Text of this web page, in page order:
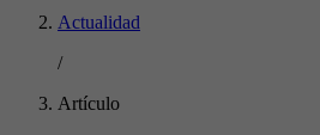
Actualidad
/
Artículo